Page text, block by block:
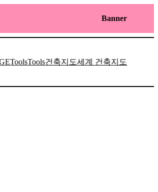
Banner
ToolsTools건축지도세계 건축지도